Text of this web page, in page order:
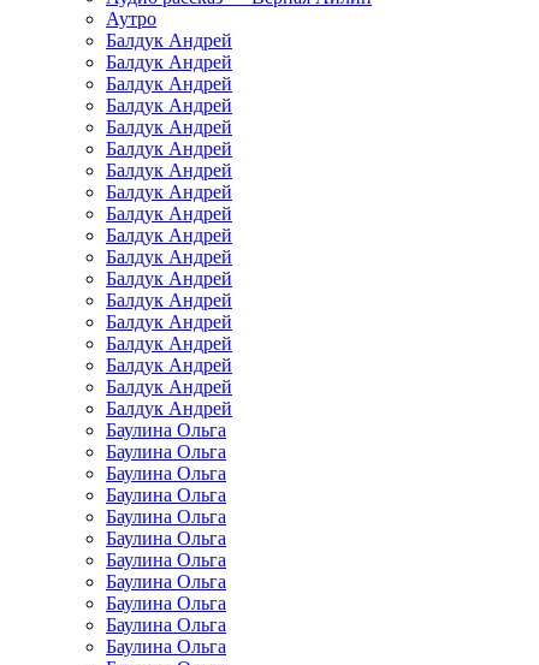
Аутро
Балдук Андрей
Балдук Андрей
Балдук Андрей
Балдук Андрей
Балдук Андрей
Балдук Андрей
Балдук Андрей
Балдук Андрей
Балдук Андрей
Балдук Андрей
Балдук Андрей
Балдук Андрей
Балдук Андрей
Балдук Андрей
Балдук Андрей
Балдук Андрей
Балдук Андрей
Балдук Андрей
Баулина Ольга
Баулина Ольга
Баулина Ольга
Баулина Ольга
Баулина Ольга
Баулина Ольга
Баулина Ольга
Баулина Ольга
Баулина Ольга
Баулина Ольга
Баулина Ольга